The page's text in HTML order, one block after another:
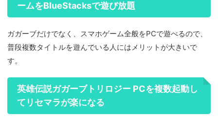
ームをBlueStacksで遊び放題
ガガーブだけでなく、スマホゲーム全般をPCで遊べるので、
普段複数タイトルを遊んでいる人にはメリットが大きいで
す。
英雄伝説ガガーブトリロジー PCを複数起動し
てリセマラが楽になる